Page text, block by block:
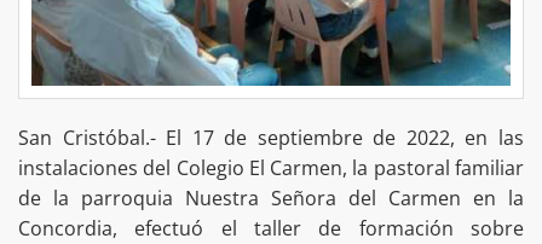
San Cristóbal.- El 17 de septiembre de 2022, en las
instalaciones del Colegio El Carmen, la pastoral familiar
de la parroquia Nuestra Señora del Carmen en la
Concordia, efectuó el taller de formación sobre